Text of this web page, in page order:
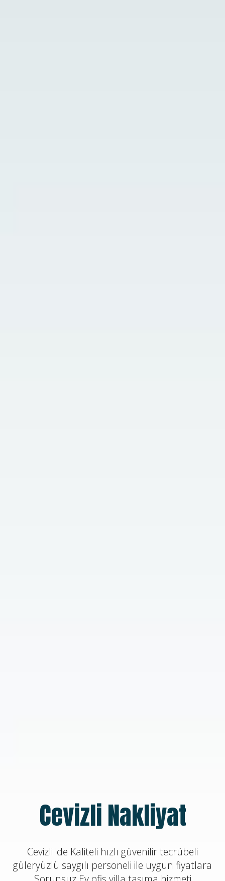
Cevizli Nakliyat
Cevizli 'de Kaliteli hızlı güvenilir tecrübeli
güleryüzlü saygılı personeli ile uygun fiyatlara